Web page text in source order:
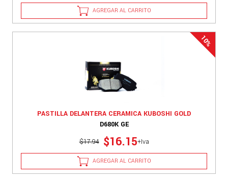
AGREGAR AL CARRITO
PASTILLA DELANTERA CERAMICA KUBOSHI GOLD
D680K GE
$17.94 $16.15+Iva
AGREGAR AL CARRITO